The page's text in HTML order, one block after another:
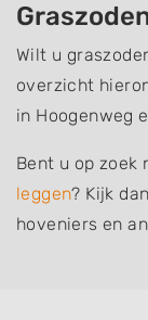
Wilt u
overzicht
in Hoogenweg
Bent u op zoek
leggen? Kijk
hoveniers en